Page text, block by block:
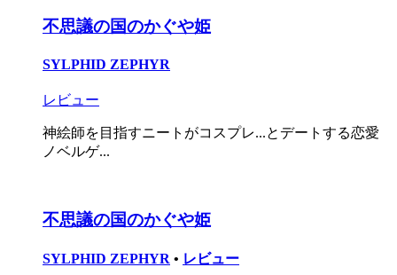
不思議の国のかぐや姫
SYLPHID ZEPHYR
レビュー
神絵師を目指すニートがコスプレ...とデートする恋愛
ノベルゲ...
不思議の国のかぐや姫
SYLPHID ZEPHYR • レビュー